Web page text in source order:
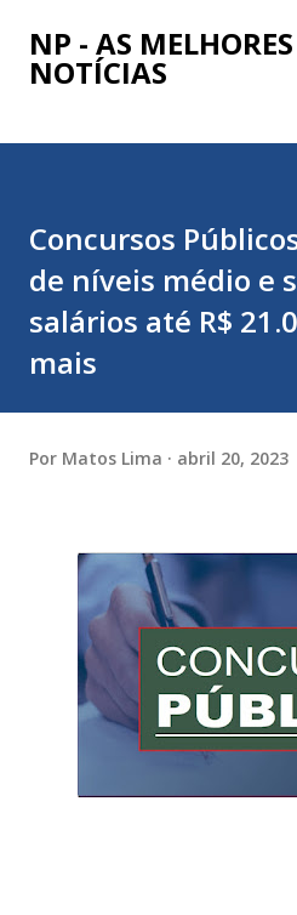
Pular para o
NP - AS MELHORES
NOTÍCIAS
Concursos
de níveis médio e
salários até R$
mais
Por Matos Lima abril 20, 2023